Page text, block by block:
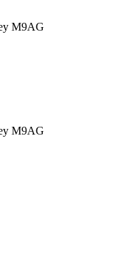
M9AG
M9AG